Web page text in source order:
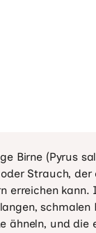
Birne (Pyrus
Strauch, der
erreichen kann.
schmalen
ähneln, und die